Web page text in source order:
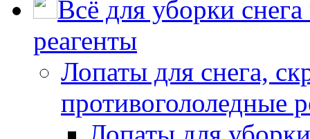
Всё для уборки
реагенты
Лопаты для снега,
противогололедные